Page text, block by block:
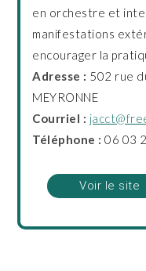
en orchestre et
manifestations
encourager la
Adresse : 502 rue
MEYRONNE
Courriel :
Téléphone :06 03
Voir le site